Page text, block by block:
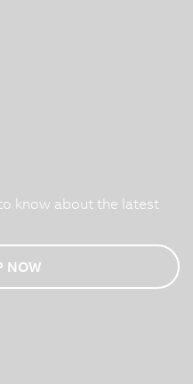
know about the latest
NOW